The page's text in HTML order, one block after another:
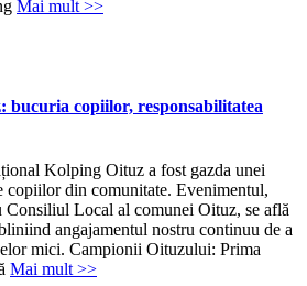
Mai mult >>
bucuria copiilor, responsabilitatea
Kolping Oituz a fost gazda unei
copiilor din comunitate. Evenimentul,
Consiliul Local al comunei Oituz, se află
angajamentul nostru continuu de a
mici. Campionii Oituzului: Prima
Mai mult >>